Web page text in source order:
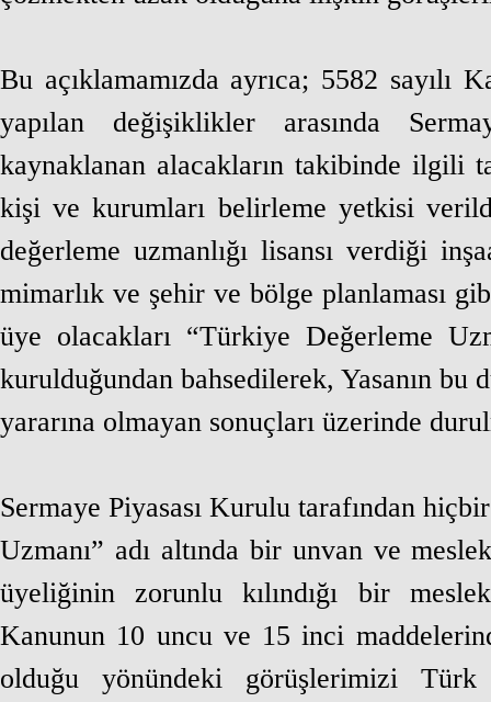
Bu açıklamamızda ayrıca; 5582 sayılı
yapılan değişiklikler arasında
kaynaklanan alacakların takibinde ilgili
kişi ve kurumları belirleme yetkisi
değerleme uzmanlığı lisansı verdiği
mimarlık ve şehir ve bölge planlaması
üye olacakları “Türkiye Değerleme
kurulduğundan bahsedilerek, Yasanın
yararına olmayan sonuçları üzerinde
Sermaye Piyasası Kurulu tarafından
Uzmanı” adı altında bir unvan ve
üyeliğinin zorunlu kılındığı bir
Kanunun 10 uncu ve 15 inci
olduğu yönündeki görüşlerimizi